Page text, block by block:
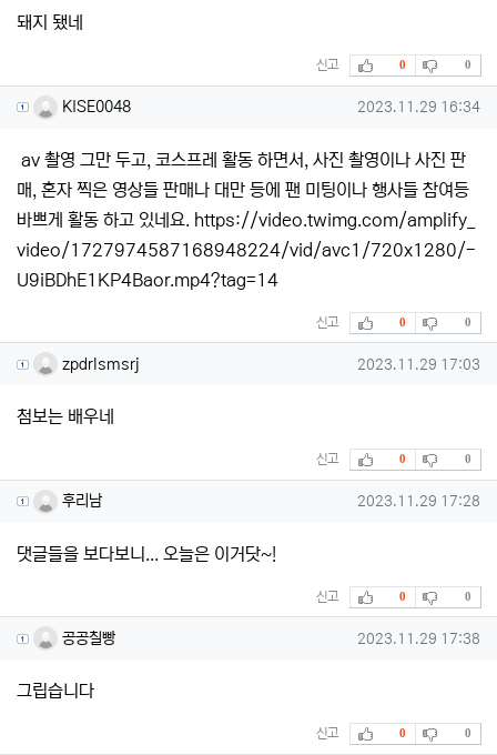
돼지 됐네
신고 추천
0 비추천
0
KISE0048님의 댓글
KISE0048 작성일
2023.11.29 16:34
av 촬영 그만 두고, 코스프레 활동 하면서, 사진 촬영이나 사진 판
매, 혼자 찍은 영상들 판매나 대만 등에 팬 미팅이나 행사들 참여등
바쁘게 활동 하고 있네요. https://video.twimg.com/amplify_
video/1727974587168948224/vid/avc1/720x1280/-
U9iBDhE1KP4Baor.mp4?tag=14
신고 추천
0 비추천
0
zpdrlsmsrj님의 댓글
zpdrlsmsrj 작성일
2023.11.29 17:03
첨보는 배우네
신고 추천
0 비추천
0
후리남님의 댓글
후리남 작성일
2023.11.29 17:28
댓글들을 보다보니... 오늘은 이거닷~!
신고 추천
0 비추천
0
공공칠빵님의 댓글
공공칠빵 작성일
2023.11.29 17:38
그립습니다
신고 추천
0 비추천
0